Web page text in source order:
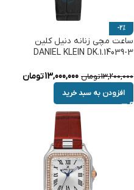
-2%
ساعت مچی زنانه دنیل کلین
DANIEL KLEIN DK.1.14039-3
13,200,000تومان 13,000,000تومان
افزودن به سبد خرید